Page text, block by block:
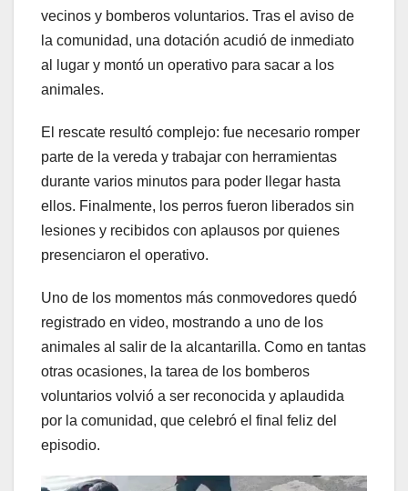
vecinos y bomberos voluntarios. Tras el aviso de
la comunidad, una dotación acudió de inmediato
al lugar y montó un operativo para sacar a los
animales.
El rescate resultó complejo: fue necesario romper
parte de la vereda y trabajar con herramientas
durante varios minutos para poder llegar hasta
ellos. Finalmente, los perros fueron liberados sin
lesiones y recibidos con aplausos por quienes
presenciaron el operativo.
Uno de los momentos más conmovedores quedó
registrado en video, mostrando a uno de los
animales al salir de la alcantarilla. Como en tantas
otras ocasiones, la tarea de los bomberos
voluntarios volvió a ser reconocida y aplaudida
por la comunidad, que celebró el final feliz del
episodio.